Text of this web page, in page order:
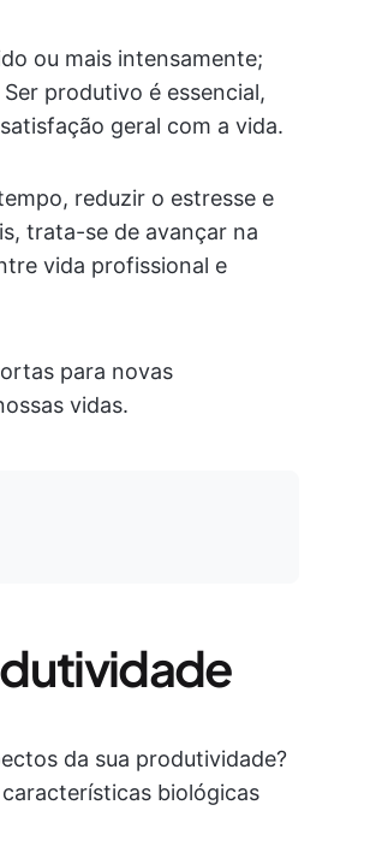
ou mais intensamente;
produtivo é essencial,
geral com a vida.
reduzir o estresse e
trata-se de avançar na
vida profissional e
para novas
vidas.
da sua produtividade?
biológicas